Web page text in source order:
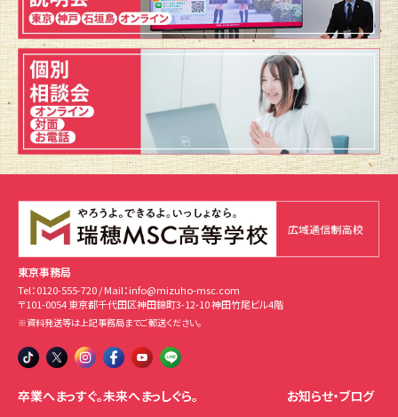
東京事務局
Tel：0120-555-720/ Mail：info@mizuho-msc.com
〒101-0054 東京都千代田区神田錦町3-12-10 神田竹尾ビル4階
※資料発送等は上記事務局までご郵送ください。
卒業へまっすぐ。未来へまっしぐら。 お知らせ・ブログ